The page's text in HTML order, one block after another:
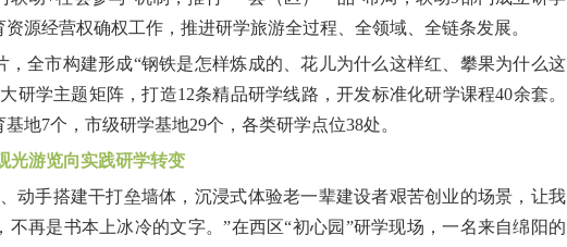
源经营权确权工作，推进研学旅游全过程、全领域、全链条发展。
，全市构建形成“钢铁是怎样炼成的、花儿为什么这样红、攀果为什么这
研学主题矩阵，打造12条精品研学线路，开发标准化研学课程40余套。
地7个，市级研学基地29个，各类研学点位38处。
光游览向实践研学转变
动手搭建干打垒墙体，沉浸式体验老一辈建设者艰苦创业的场景，让我
不再是书本上冰冷的文字。”在西区“初心园”研学现场，一名来自绵阳的